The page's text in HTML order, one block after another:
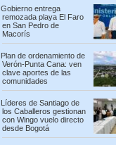
Gobierno entrega
remozada playa El Faro
en San Pedro de
Macorís
Plan de ordenamiento de
Verón-Punta Cana: ven
clave aportes de las
comunidades
Líderes de Santiago de
los Caballeros gestionan
con Wingo vuelo directo
desde Bogotá